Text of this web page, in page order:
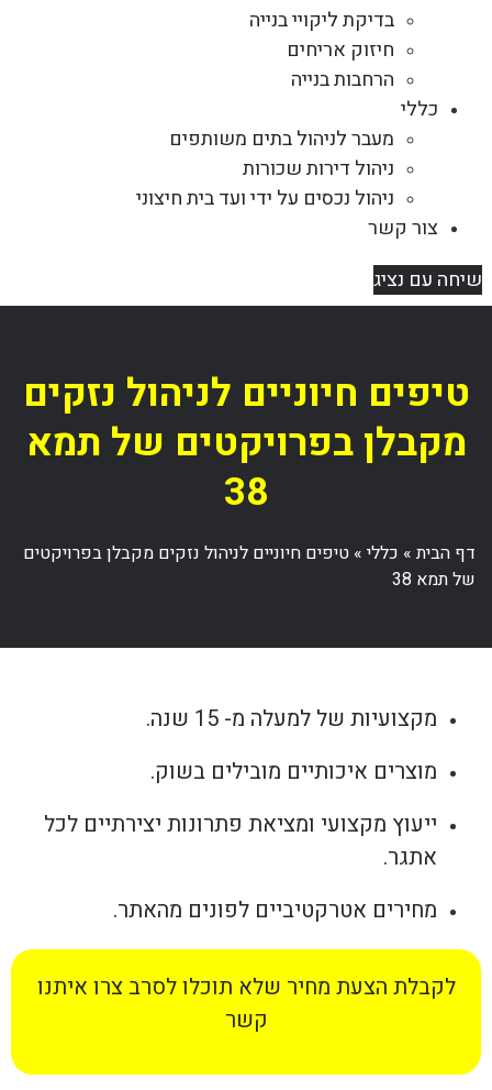
בדיקת ליקויי בנייה
חיזוק אריחים
הרחבות בנייה
כללי
מעבר לניהול בתים משותפים
ניהול דירות שכורות
ניהול נכסים על ידי ועד בית חיצוני
צור קשר
שיחה עם נציג
טיפים חיוניים לניהול נזקים
מקבלן בפרויקטים של תמא
38
דף הבית» כללי» טיפים חיוניים לניהול נזקים מקבלן בפרויקטים
של תמא 38
מקצועיות של למעלה מ- 15 שנה.
מוצרים איכותיים מובילים בשוק.
ייעוץ מקצועי ומציאת פתרונות יצירתיים לכל
אתגר.
מחירים אטרקטיביים לפונים מהאתר.
לקבלת הצעת מחיר שלא תוכלו לסרב צרו איתנו
קשר